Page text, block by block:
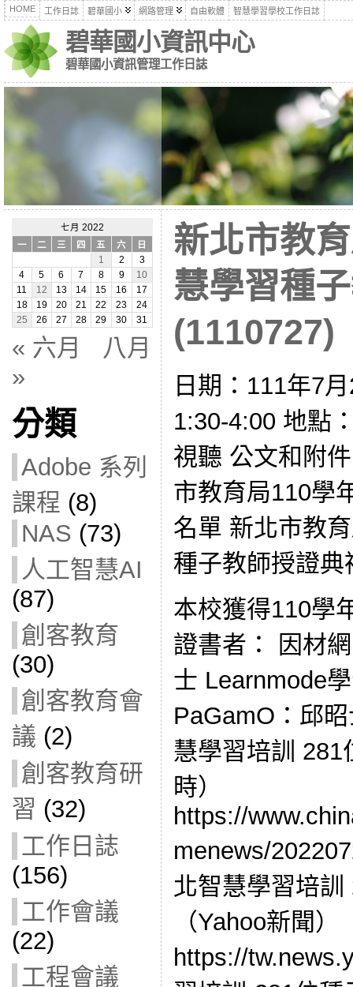
HOME 工作日誌 碧華國小 網路管理 自由軟體 智慧學習學校工作日誌
碧華國小資訊中心
碧華國小資訊管理工作日誌
七月 2022
一
二 三 四 五 六
日
1
2
3
4
5 6 7 8 9
10
11
12 13 14 15 16
17
18
19 20 21 22 23
24
25
26 27 28 29 30 31
« 六月
八月
»
分類
Adobe 系列
課程 (8)
NAS (73)
人工智慧AI
(87)
創客教育
(30)
創客教育會
議 (2)
創客教育研
習 (32)
工作日誌
(156)
工作會議
(22)
工程會議
新北市教
慧學習種
(1110727)
日期：111年7
1:30-4:00 地點
視聽 公文和附
市教育局110學
名單 新北市教
種子教師授證
本校獲得110學
證書者： 因材
士 Learnmode
PaGamO：邱
慧學習培訓 281
時）
https://
menews/
北智慧學習培
（Yahoo新聞）
https://